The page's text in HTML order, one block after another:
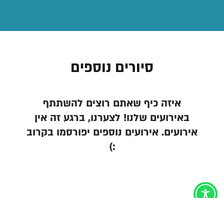
סיורים נוספים
איזה כיף שאתם רוצים להשתתף
באירועים שלנו! לצערנו, ברגע זה אין
אירועים. אירועים נוספים יפורסמו בקרוב
:)